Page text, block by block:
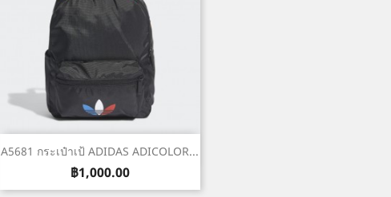
A5681 กระเป๋าเป้ ADIDAS ADICOLOR...
ราคา
฿1,000.00
เปิดหน้าต่างย่อ